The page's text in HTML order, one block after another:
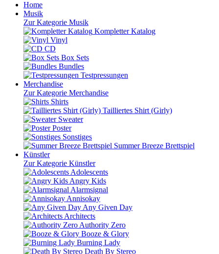
Home
Musik
Zur Kategorie Musik
Kompletter Katalog
Vinyl
CD
Box Sets
Bundles
Testpressungen
Merchandise
Zur Kategorie Merchandise
Shirts
Tailliertes Shirt (Girly)
Sweater
Poster
Sonstiges
Summer Breeze Brettspiel
Künstler
Zur Kategorie Künstler
Adolescents
Angry Kids
Alarmsignal
Annisokay
Any Given Day
Architects
Authority Zero
Booze & Glory
Burning Lady
Death By Stereo